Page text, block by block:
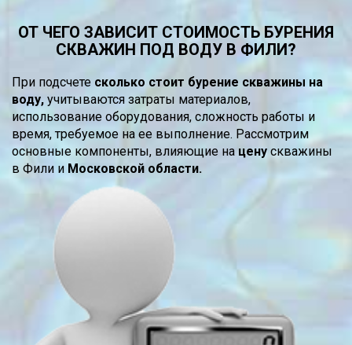
ОТ ЧЕГО ЗАВИСИТ СТОИМОСТЬ БУРЕНИЯ
СКВАЖИН ПОД ВОДУ В ФИЛИ?
При подсчете сколько стоит бурение скважины на
воду, учитываются затраты материалов,
использование оборудования, сложность работы и
время, требуемое на ее выполнение. Рассмотрим
основные компоненты, влияющие на цену скважины
в Фили и Московской области.